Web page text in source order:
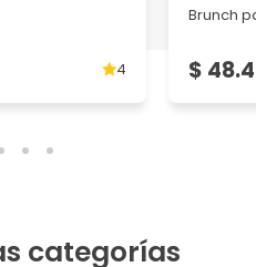
4
Brunch
$
categorías